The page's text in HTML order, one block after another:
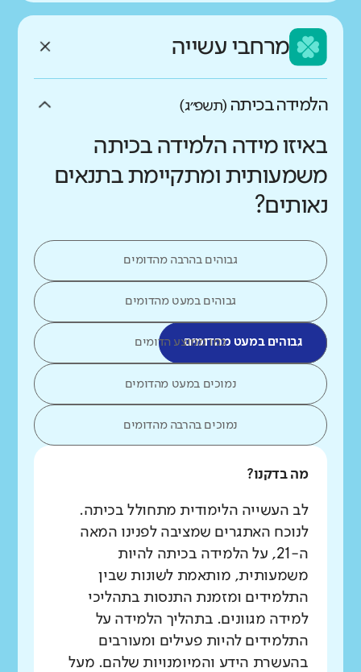
מרחבי עשייה
הלמידה בכיתה (תשפ״ג)
באיזו מידה הלמידה בכיתה
משמעותית ומתקיימת בתנאים
נאותים?
גבוהים בהרבה מהדומים
גבוהים במעט מהדומים
גבוהים במעט מהדומיםכמו ממוצע הדומים
נמוכים במעט מהדומים
נמוכים בהרבה מהדומים
מה בדקנו?
לב העשייה הלימודית מתחולל בכיתה.
לנוכח האתגרים שמציבה לפנינו המאה
ה-21, על הלמידה בכיתה להיות
משמעותית, מותאמת לשונות שבין
התלמידים ומזמנת התנסות בתהליכי
למידה מגוונים. בתהליך הלמידה על
התלמידים להיות פעילים ומעורבים
בהעשרת הידע והמיומנויות שלהם. מעל